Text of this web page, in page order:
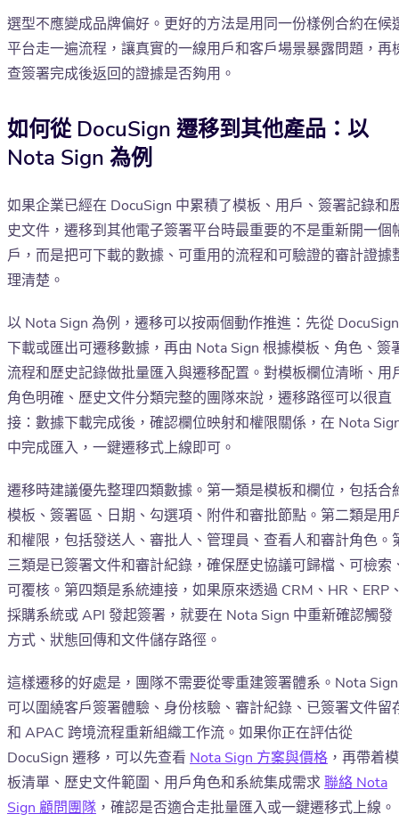
選型不應變成品牌偏好。更好的方法是用同一份樣例合約在候
平台走一遍流程，讓真實的一線用戶和客戶場景暴露問題，再
查簽署完成後返回的證據是否夠用。
如何從 DocuSign 遷移到其他產品：以
Nota Sign 為例
如果企業已經在 DocuSign 中累積了模板、用戶、簽署記錄和
史文件，遷移到其他電子簽署平台時最重要的不是重新開一個
戶，而是把可下載的數據、可重用的流程和可驗證的審計證據
理清楚。
以 Nota Sign 為例，遷移可以按兩個動作推進：先從 DocuSign
下載或匯出可遷移數據，再由 Nota Sign 根據模板、角色、簽
流程和歷史記錄做批量匯入與遷移配置。對模板欄位清晰、用
角色明確、歷史文件分類完整的團隊來說，遷移路徑可以很直
接：數據下載完成後，確認欄位映射和權限關係，在 Nota
中完成匯入，一鍵遷移式上線即可。
遷移時建議優先整理四類數據。第一類是模板和欄位，包括合
模板、簽署區、日期、勾選項、附件和審批節點。第二類是用
和權限，包括發送人、審批人、管理員、查看人和審計角色。
三類是已簽署文件和審計紀錄，確保歷史協議可歸檔、可檢索
可覆核。第四類是系統連接，如果原來透過 CRM、HR、ERP
採購系統或 API 發起簽署，就要在 Nota Sign 中重新確認觸發
方式、狀態回傳和文件儲存路徑。
這樣遷移的好處是，團隊不需要從零重建簽署體系。Nota Sign
可以圍繞客戶簽署體驗、身份核驗、審計紀錄、已簽署文件留
和 APAC 跨境流程重新組織工作流。如果你正在評估從
DocuSign 遷移，可以先查看 Nota Sign 方案與價格 ，再帶着模
板清單、歷史文件範圍、用戶角色和系統集成需求聯絡 Nota
Sign 顧問團隊 ，確認是否適合走批量匯入或一鍵遷移式上線。